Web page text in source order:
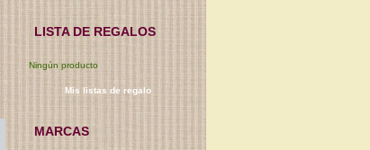
LISTA DE REGALOS
Ningún producto
Mis listas de regalo
MARCAS